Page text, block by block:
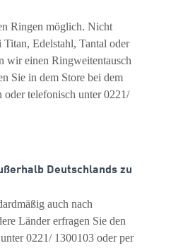
Ringen möglich. Nicht
Edelstahl, Tantal oder
wir einen Ringweitentausch
Sie in dem Store bei dem
oder telefonisch unter 0221/
Deutschlands zu
auch nach
Länder erfragen Sie den
0221/ 1300103 oder per